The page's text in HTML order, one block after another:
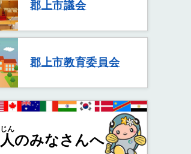
郡上市議会
郡上市教育委員会
ん
のみなさんへ